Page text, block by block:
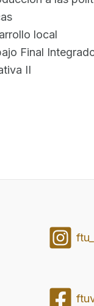
local
Final
II